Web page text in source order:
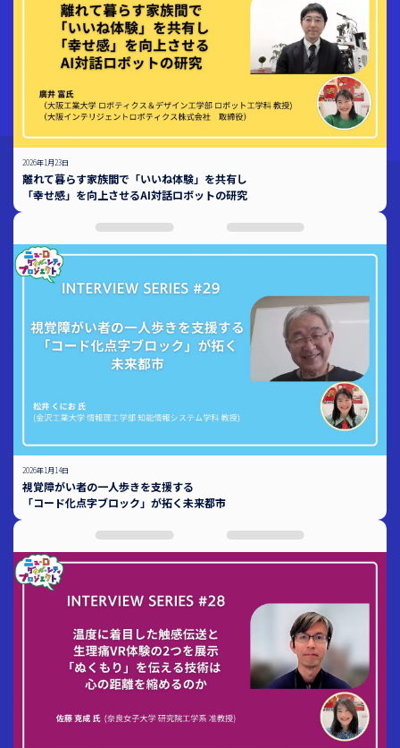
2026年1月23日
離れて暮らす家族間で「いいね体験」を共有し
「幸せ感」を向上させるAI対話ロボットの研究
2026年1月14日
視覚障がい者の一人歩きを支援する
「コード化点字ブロック」が拓く未来都市